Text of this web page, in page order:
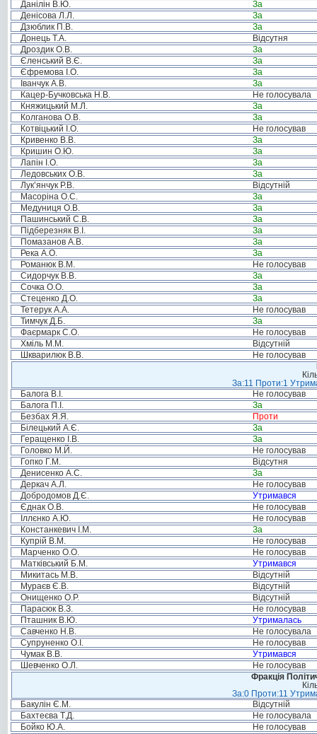
Данілін В.Ю.
За
Денісова Л.Л.
За
Дзюблик П.В.
За
Донець Т.А.
Відсутня
Дроздик О.В.
За
Єленський В.Є.
За
Єфремова І.О.
За
Іванчук А.В.
За
Кацер-Бучковська Н.В.
Не голосувала
Княжицький М.Л.
За
Колганова О.В.
За
Котвіцький І.О.
Не голосував
Кривенко В.В.
За
Кришин О.Ю.
За
Лапін І.О.
За
Ледовських О.В.
За
Лук’янчук Р.В.
Відсутній
Масоріна О.С.
За
Медуниця О.В.
За
Пашинський С.В.
За
Підберезняк В.І.
За
Помазанов А.В.
За
Река А.О.
За
Романюк В.М.
Не голосував
Сидорчук В.В.
За
Сочка О.О.
За
Стеценко Д.О.
За
Тетерук А.А.
Не голосував
Тимчук Д.Б.
За
Фаєрмарк С.О.
Не голосував
Хміль М.М.
Відсутній
Шкварилюк В.В.
Не голосував
За:11 Проти:1
Балога В.І.
Не голосував
Балога П.І.
За
Безбах Я.Я.
Проти
Білецький А.Є.
За
Геращенко І.В.
За
Головко М.Й.
Не голосував
Гопко Г.М.
Відсутня
Денисенко А.С.
За
Деркач А.Л.
Не голосував
Добродомов Д.Є.
Утримався
Єднак О.В.
Не голосував
Іллєнко А.Ю.
Не голосував
Констанкевич І.М.
За
Купрій В.М.
Не голосував
Марченко О.О.
Не голосував
Матківський Б.М.
Утримався
Микитась М.В.
Відсутній
Мураєв Є.В.
Відсутній
Онищенко О.Р.
Відсутній
Парасюк В.З.
Не голосував
Пташник В.Ю.
Утрималась
Савченко Н.В.
Не голосувала
Супруненко О.І.
Не голосував
Чумак В.В.
Утримався
Шевченко О.Л.
Не голосував
Фракція
За:0 Проти:11
Бакулін Є.М.
Відсутній
Бахтеєва Т.Д.
Не голосувала
Бойко Ю.А.
Не голосував